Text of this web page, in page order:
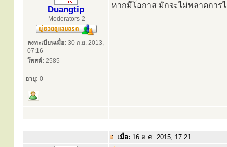
Duangtip
Moderators-2
ลงทะเบียนเมื่อ: 30 ก.ย. 2013,
07:16
โพสต์: 2585
อายุ: 0
หากมีโอกาส มักจะไม่พลาดการ
เมื่อ: 16 ต.ค. 2015, 17:21